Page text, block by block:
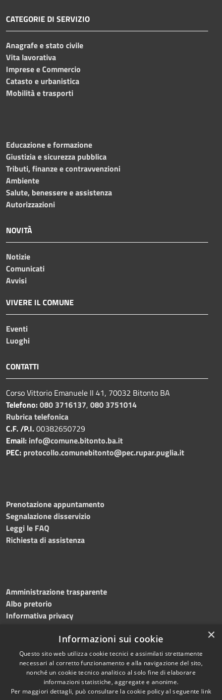
CATEGORIE DI SERVIZIO
Anagrafe e stato civile
Vita lavorativa
Imprese e Commercio
Catasto e urbanistica
Mobilità e trasporti
Educazione e formazione
Giustizia e sicurezza pubblica
Tributi, finanze e contravvenzioni
Ambiente
Salute, benessere e assistenza
Autorizzazioni
NOVITÀ
Notizie
Comunicati
Avvisi
VIVERE IL COMUNE
Eventi
Luoghi
CONTATTI
Corso Vittorio Emanuele II 41, 70032 Bitonto BA
Telefono:080 3716137, 080 3751014
Rubrica telefonica
C.F. /P.I.00382650729
Email: info@comune.bitonto.ba.it
PEC: protocollo.comunebitonto@pec.rupar.puglia.it
Prenotazione appuntamento
Segnalazione disservizio
Leggi le FAQ
Richiesta di assistenza
Amministrazione trasparente
Albo pretorio
Informativa privacy
Dichiarazione di accessibilità Meccanismo di feedback
RSS
Copyright © 2026 • Comune di
×
Informazioni sui cookie
Questo sito web utilizza cookie tecnici e assimilati strettamente
necessari al corretto funzionamento e alla navigazione del sito,
nonché un cookie tecnico analitico al solo fine di elaborare
informazioni statistiche, aggregate e anonime.
Per maggiori dettagli, può consultare la cookie policy al seguente link